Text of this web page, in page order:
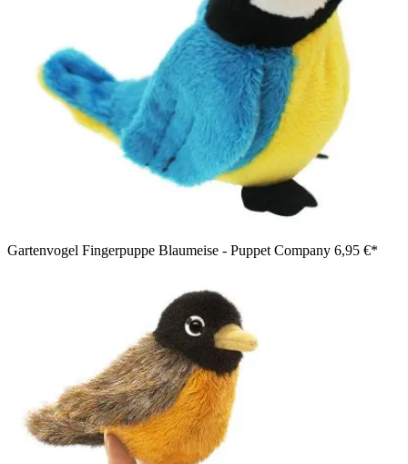
Gartenvogel Fingerpuppe Blaumeise - Puppet Company 6,95 €*